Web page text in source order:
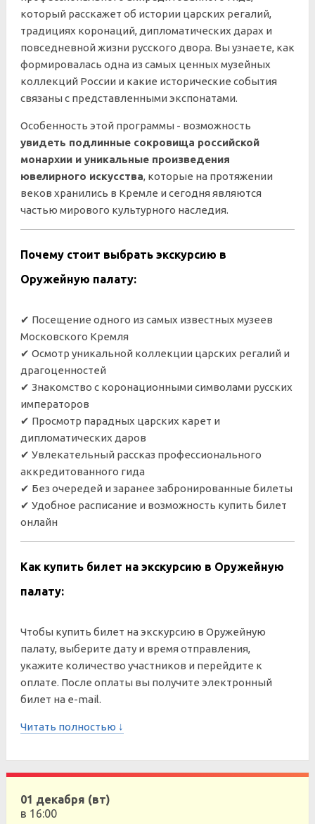
который расскажет об истории царских регалий,
традициях коронаций, дипломатических дарах и
повседневной жизни русского двора. Вы узнаете, как
формировалась одна из самых ценных музейных
коллекций России и какие исторические события
связаны с представленными экспонатами.
Особенность этой программы - возможность
увидеть подлинные сокровища российской
монархии и уникальные произведения
ювелирного искусства, которые на протяжении
веков хранились в Кремле и сегодня являются
частью мирового культурного наследия.
Почему стоит выбрать экскурсию в
Оружейную палату:
✔ Посещение одного из самых известных музеев
Московского Кремля
✔ Осмотр уникальной коллекции царских регалий и
драгоценностей
✔ Знакомство с коронационными символами русских
императоров
✔ Просмотр парадных царских карет и
дипломатических даров
✔ Увлекательный рассказ профессионального
аккредитованного гида
✔ Без очередей и заранее забронированные билеты
✔ Удобное расписание и возможность купить билет
онлайн
Как купить билет на экскурсию в Оружейную
палату:
Чтобы купить билет на экскурсию в Оружейную
палату, выберите дату и время отправления,
укажите количество участников и перейдите к
оплате. После оплаты вы получите электронный
билет на e-mail.
Читать полностью ↓
01 декабря (вт)
в 16:00